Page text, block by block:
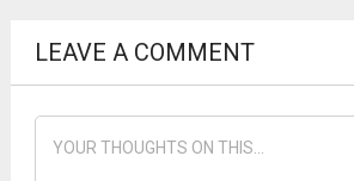
LEAVE A COMMENT